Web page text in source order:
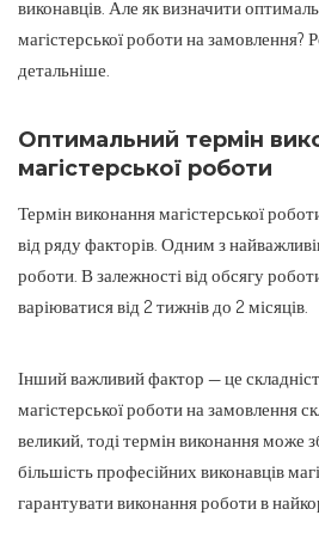
виконавців. Але як визначити
магістерської роботи на замовлення?
детальніше.
Оптимальний термін
магістерської роботи
Термін виконання магістерської
від ряду факторів. Одним з
роботи. В залежності від обсягу
варіюватися від 2 тижнів до 2 місяців.
Інший важливий фактор — це
магістерської роботи на замовлення
великий, тоді термін виконання може
більшість професійних виконавців
гарантувати виконання роботи в